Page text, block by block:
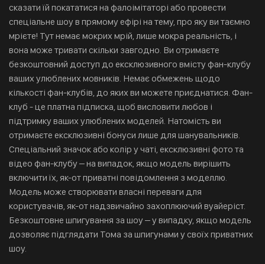
сказати їй покататися на фалоімітаторі або провести
спеціальне шоу в прямому ефірі на тему, про яку ви таємно
мрієте! Тут немає мокрих мрій, лише мокра реальність, і
вона може тривати скільки завгодно. Ви отримаєте
безкоштовний доступ до ексклюзивного вмісту фан-клубу
ваших улюблених мовників. Немає обмежень щодо
кількості фан-клубів, до яких ви можете приєднатися. Фан-
клуб - це платна підписка, щоб висловити любов і
підтримку ваших улюблених моделей. Натомість ви
отримаєте ексклюзивні бонуси лише для шанувальників.
Спеціальний значок або колір у чаті, ексклюзивні фото та
відео фан-клубу – на випадок, якщо модель вирішить
включити їх, як-от приватні повідомлення з моделлю.
Модель може створювати власні переваги для
користувачів, як-от надзвичайно захоплюючий вуайеріст.
Безкоштовне шпигування за шоу – у випадку, якщо модель
дозволяє підглядати Тома за шпигунами у своїх приватних
шоу.